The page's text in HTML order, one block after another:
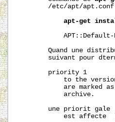
/etc/apt/
apt-get
Quand une
suivant pour
       priority 1
to the
are marked
           archive.
une priorit gale
est affecte